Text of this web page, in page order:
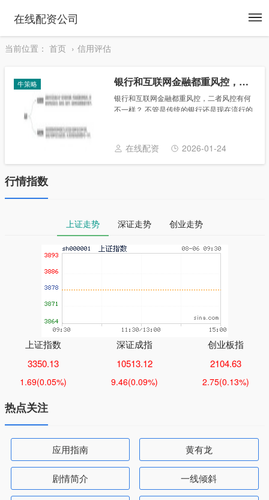
在线配资公司
当前位置： 首页 信用评估
牛策略 银行和互联网金融都重风控，二者风控有何不一样？
银行和互联网金融都重风控，二者风控有何
不一样？ 不管是传统的银行还是现在流行的
些方面其实是履行了部分银行的特征，给很
多中小......
在线配资 2026-01-24
行情指数
上证走势 深证走势 创业走势
上证指数
3350.13
1.69(0.05%)
深证成指
10513.12
9.46(0.09%)
创业板指
2104.63
2.75(0.13%)
热点关注
应用指南 黄有龙
剧情简介 一线倾斜